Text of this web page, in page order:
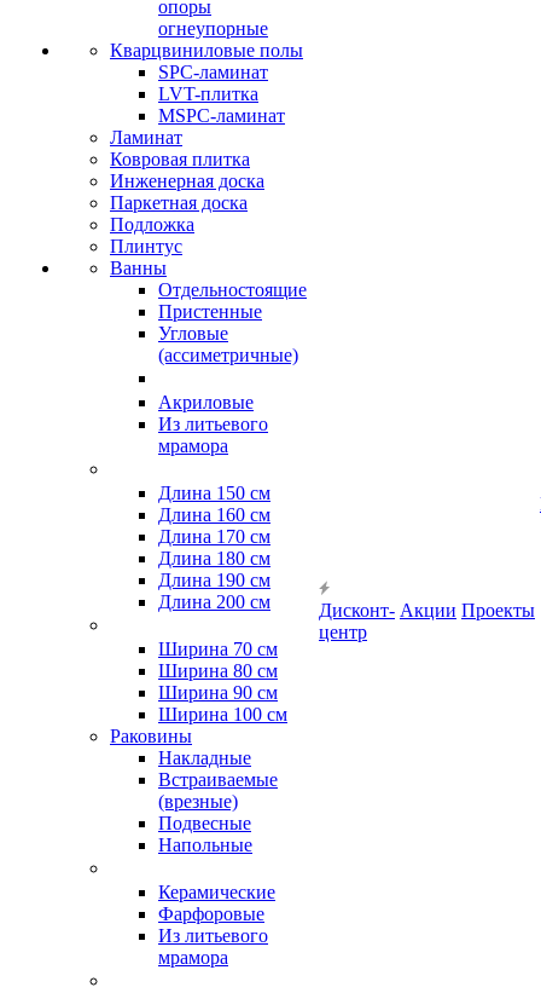
опоры
огнеупорные
Кварцвиниловые полы
SPC-ламинат
LVT-плитка
MSPC-ламинат
Ламинат
Ковровая плитка
Инженерная доска
Паркетная доска
Подложка
Плинтус
Ванны
Отдельностоящие
Пристенные
Угловые
(ассиметричные)
Акриловые
Из литьевого
мрамора
Длина 150 см
Длина 160 см
Длина 170 см
Длина 180 см
Длина 190 см
Длина 200 см
Ширина 70 см
Ширина 80 см
Ширина 90 см
Ширина 100 см
Раковины
Накладные
Встраиваемые
(врезные)
Подвесные
Напольные
Керамические
Фарфоровые
Из литьевого
мрамора
Дисконт-
центр
Акции Проекты